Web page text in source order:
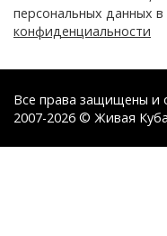
персональных данных в
конфиденциальности
Все права защищены и
2007-2026 © Живая